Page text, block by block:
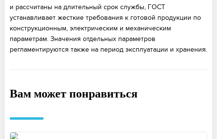
и рассчитаны на длительный срок службы, ГОСТ
устанавливает жесткие требования к готовой продукции по
конструкционным, электрическим и механическим
параметрам. Значения отдельных параметров
регламентируются также на период эксплуатации и хранения.
Вам может понравиться